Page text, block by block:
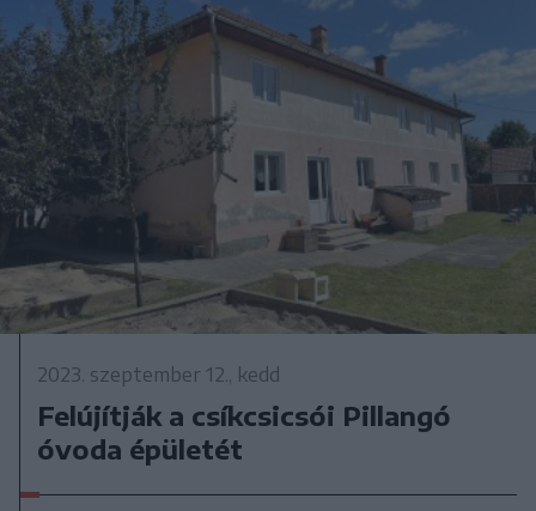
2023. szeptember 12., kedd
Felújítják a csíkcsicsói Pillangó
óvoda épületét